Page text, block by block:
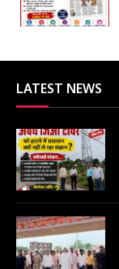
LATEST NEWS